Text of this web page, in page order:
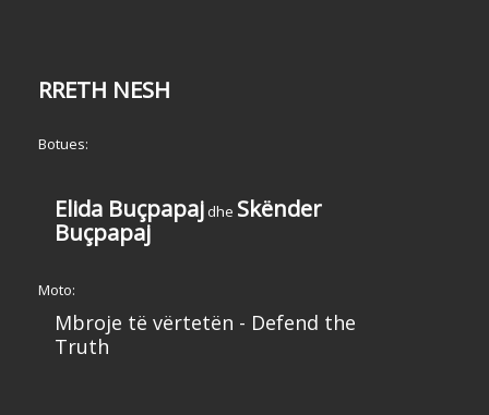
RRETH NESH
Botues:
Elida Buçpapaj dhe Skënder
Buçpapaj
Moto:
Mbroje të vërtetën - Defend the
Truth